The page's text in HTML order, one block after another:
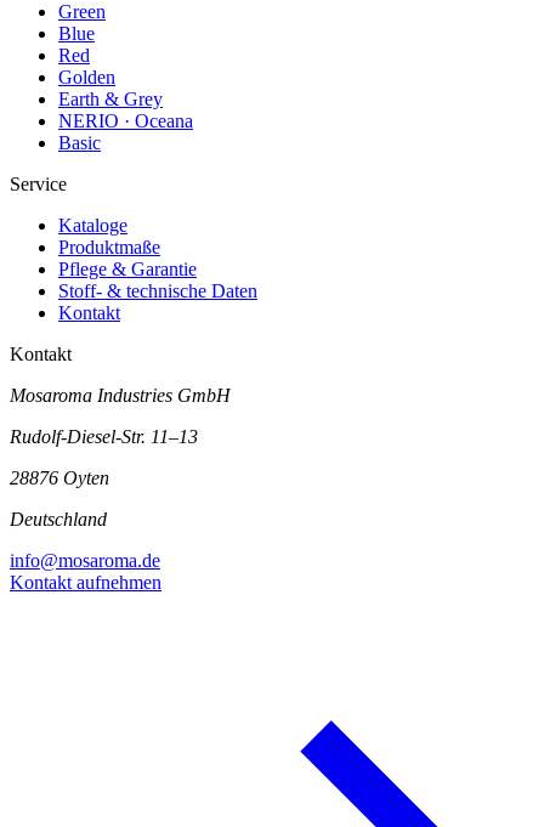
Green
Blue
Red
Golden
Earth & Grey
NERIO · Oceana
Basic
Service
Kataloge
Produktmaße
Pflege & Garantie
Stoff- & technische Daten
Kontakt
Kontakt
Mosaroma Industries GmbH
Rudolf-Diesel-Str. 11–13
28876 Oyten
Deutschland
info@mosaroma.de
Kontakt aufnehmen